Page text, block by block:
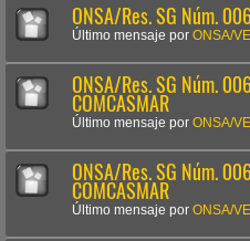
ONSA/Res. SG Núm.
Último mensaje por ONSA/VE
ONSA/Res. SG Núm.
COMCASMAR
Último mensaje por ONSA/VE
ONSA/Res. SG Núm.
COMCASMAR
Último mensaje por ONSA/VE